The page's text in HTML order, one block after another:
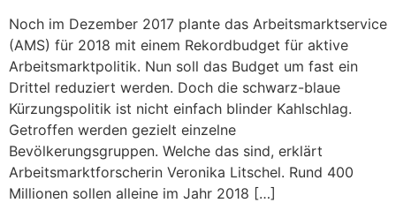
Noch im Dezember 2017 plante das Arbeitsmarktservice
(AMS) für 2018 mit einem Rekordbudget für aktive
Arbeitsmarktpolitik. Nun soll das Budget um fast ein
Drittel reduziert werden. Doch die schwarz-blaue
Kürzungspolitik ist nicht einfach blinder Kahlschlag.
Getroffen werden gezielt einzelne
Bevölkerungsgruppen. Welche das sind, erklärt
Arbeitsmarktforscherin Veronika Litschel. Rund 400
Millionen sollen alleine im Jahr 2018 […]